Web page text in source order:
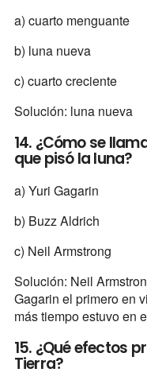
a) cuarto menguante
b) luna nueva
c) cuarto creciente
Solución: luna nueva
14. ¿Cómo se
que pisó la luna?
a) Yuri Gagarin
b) Buzz Aldrich
c) Neil Armstrong
Solución: Neil
Gagarin el primero en
más tiempo estuvo en
15. ¿Qué efectos
Tierra?